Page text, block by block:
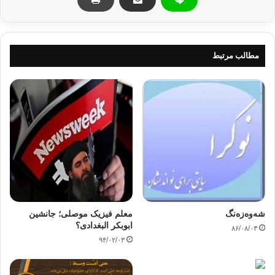
قرار گرفتن در اين جايگاه خاص و برعهده گرفتن مسئوليت‌ها
2-1 عدالت اجتماعي به مثابه شايستگي و لياقت
ريشه‌هاي اين برداشت از عدالت به ارسطو بر مي‌گردد. وي معتقد
بود كه عدالت به معني توزيع امكانات و مناصب براساس شايستگي و
لياقتهاست. اين برداشت امروزه هم طرفداران خاص خود را
داراست. ايده «شايسته سالاري» كه از جمله مفاهيم مورد قبول
حوزه عمومي است ناظر بر همين ديدگاست. كه در اين ايده توزيع
امكانات، رفاه، قدرت، ثروت و … و نيز به كار گماشتن افراد بايد
مبتني بر لياقت و شايستگي آنها باشد. نه جنسيت، مليت، زبان و …
3-1: عدالت اجتماعي به مثابه رعايت تناسب‌ها، استحقاقها و
اين تلقي و قرائت نيز بيشتر در آراء انديشمندان مسلمان مدنظر قرار
«اعطاء كل ذي حق حقه» مي‌باشد. يعني متناسب با استعدادها و
مطالب مرتبط
شەوەزەنگ
۸۶/۰۸/۰۳
معلم فیزیک موصلی؛ جانشین
ابوبکر البغدادی؟
۹۴/۰۲/۰۳